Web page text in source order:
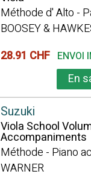
Méthode d' Alto -
BOOSEY &
28.91 CHF ENVOI
En
Suzuki
Viola School
Accompaniments
Méthode - Piano
WARNER